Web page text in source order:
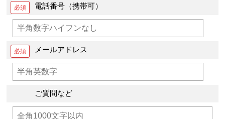
電話番号（携帯可）
メールアドレス
ご質問など